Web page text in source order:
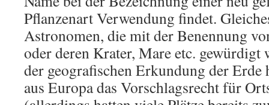
Pflanzenart Verwendung findet.
Astronomen, die mit der Benennung
oder deren Krater, Mare etc. gewürdigt
der geografischen Erkundung der Erde
aus Europa das Vorschlagsrecht für